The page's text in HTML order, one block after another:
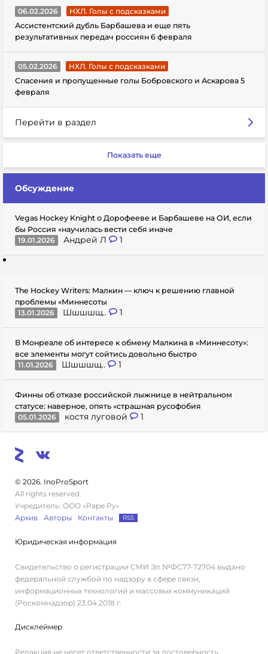
06.02.2026
НХЛ. Голы с подсказками
Ассистентский дубль Барбашева и еще пять
результативных передач россиян 6 февраля
05.02.2026
НХЛ. Голы с подсказками
Спасения и пропущенные голы Бобровского и Аскарова 5
февраля
Перейти в раздел
Показать еще
Обсуждение
Vegas Hockey Knight о Дорофееве и Барбашеве на ОИ, если
бы Россия «научилась вести себя иначе
19.01.2026
Андрей Л 1
The Hockey Writers: Малкин — ключ к решению главной
проблемы «Миннесоты
13.01.2026
Шшшшщ.. 1
В Монреале об интересе к обмену Малкина в «Миннесоту»:
все элементы могут сойтись довольно быстро
11.01.2026
Шшшшщ.. 1
Финны об отказе российской лыжнице в нейтральном
статусе: наверное, опять «страшная русофобия
05.01.2026
костя луговой 1
© 2026. InoProSport
All rights reserved.
Учредитель: ООО «Раре.Ру»
Архив
Авторы Контакты RSS
Юридическая информация
Свидетельство о регистрации СМИ Эл №ФС77-72704 выдано
федеральной службой по надзору в сфере связи,
информационных технологий и массовых коммуникаций
(Роскомнадзор) 23.04.2018 г.
Дисклеймер
Редакция не несет ответственности за достоверность